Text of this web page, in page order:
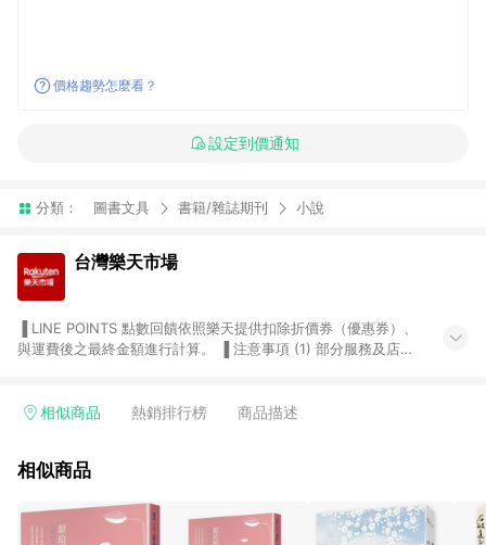
價格趨勢怎麼看？
設定到價通知
分類： 圖書文具 書籍/雜誌期刊 小說
台灣樂天市場
與運費後之最終金額進行計算。 ▐ 注意事項 (1) 部分服務及店家
Smart mobile、神腦生活、JS巨盛、樂天KOBO電子書，請詳閱
台灣樂天市場，並在同一瀏覽器於24小時內結帳，才享有 LINE
市場 45 天內完成訂單出貨及結帳，則不符合贈點資格。 (4) 如
使用APP、或中途瀏覽比價網、回饋網、Google等其他網頁、或
相似商品 熱銷排行榜 商品描述
相似商品